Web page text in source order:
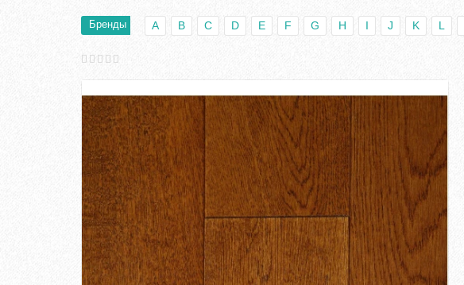
Бренды A B C D E F G H I J K L